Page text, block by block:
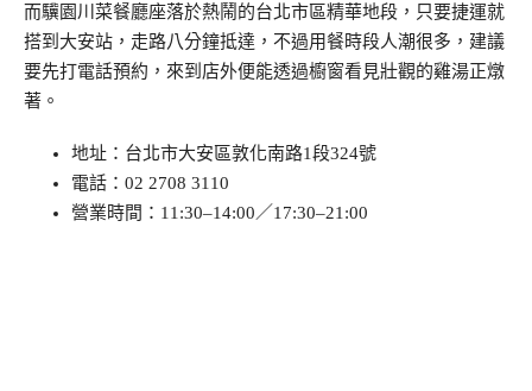
而驥園川菜餐廳座落於熱鬧的台北市區精華地段，只要捷運就
搭到大安站，走路八分鐘抵達，不過用餐時段人潮很多，建議
要先打電話預約，來到店外便能透過櫥窗看見壯觀的雞湯正燉
著。
地址：台北市大安區敦化南路1段324號
電話：02 2708 3110
營業時間：11:30–14:00／17:30–21:00